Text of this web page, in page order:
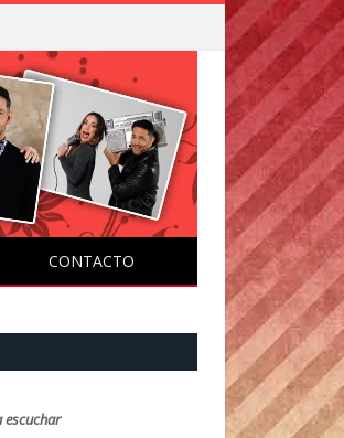
CONTACTO
escuchar